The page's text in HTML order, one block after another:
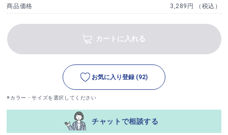
商品価格 3,289円 （税込）
カートに入れる
お気に入り登録 (92)
※カラー・サイズを選択してください
チャットで相談する